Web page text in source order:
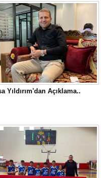
Yıldırım'dan Açıklama..